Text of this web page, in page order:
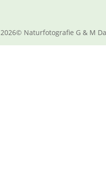
2026© Naturfotografie G & M